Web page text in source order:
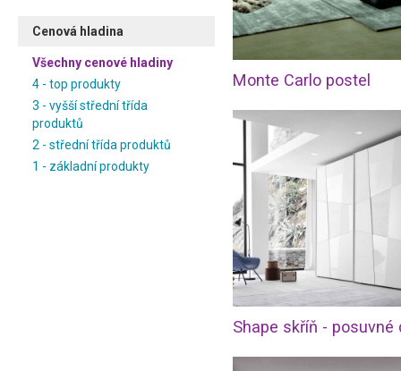
Cenová hladina
Všechny cenové hladiny
4 - top produkty
3 - vyšší střední třída
produktů
2 - střední třída produktů
1 - základní produkty
Monte Carlo postel